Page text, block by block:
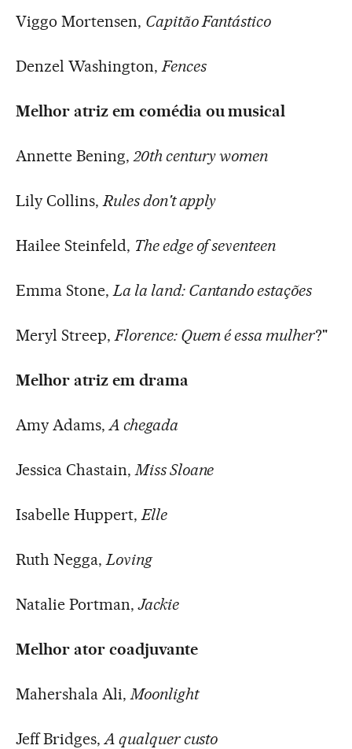
Viggo Mortensen, Capitão Fantástico
Denzel Washington,Fences
Melhor atriz em comédia ou musical
Annette Bening,20th century women
Lily Collins,Rules don't apply
Hailee Steinfeld, The edge of seventeen
Emma Stone,La la land: Cantando estações
Meryl Streep,Florence: Quem é essa mulher?"
Melhor atriz em drama
Amy Adams,A chegada
Jessica Chastain,Miss Sloane
Isabelle Huppert,Elle
Ruth Negga,Loving
Natalie Portman,Jackie
Melhor ator coadjuvante
Mahershala Ali,Moonlight
Jeff Bridges,A qualquer custo